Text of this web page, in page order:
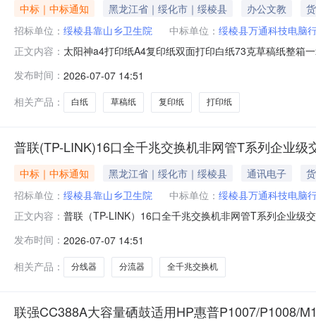
中标｜中标通知 黑龙江省｜绥化市｜绥棱县 办公文教
招标单位： 绥棱县靠山乡卫生院 中标单位： 绥棱县万通科技电脑
正文内容： 太阳神a4打印纸A4复印纸双面打印白纸73克草稿纸整箱
发布时间： 2026-07-07 14:51
相关产品：
白纸 草稿纸 复印纸 打印纸
普联(TP-LINK)16口全千兆交换机非网管T系列企业
中标｜中标通知 黑龙江省｜绥化市｜绥棱县 通讯电子
招标单位： 绥棱县靠山乡卫生院 中标单位： 绥棱县万通科技电脑
正文内容： 普联（TP-LINK）16口全千兆交换机非网管T系列企业级
发布时间： 2026-07-07 14:51
相关产品：
分线器 分流器 全千兆交换机
联强CC388A大容量硒鼓适用HP惠普P1007/P1008/